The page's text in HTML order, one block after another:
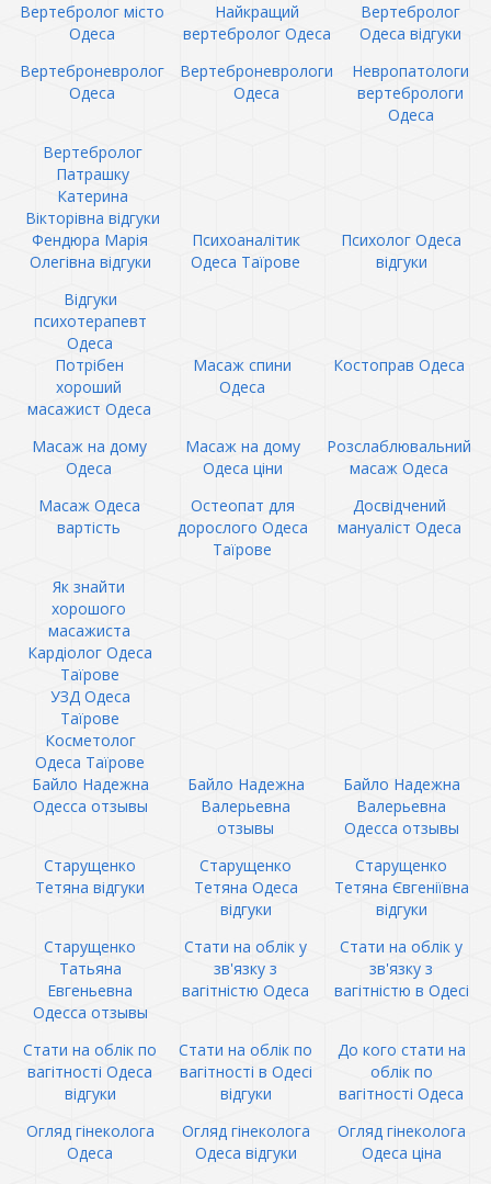
Вертебролог місто
Одеса
Найкращий
вертебролог Одеса
Вертебролог
Одеса відгуки
Вертеброневролог
Одеса
Вертеброневрологи
Одеса
Невропатологи
вертебрологи
Одеса
Вертебролог
Патрашку
Катерина
Вікторівна відгуки
Фендюра Марія
Олегівна відгуки
Психоаналітик
Одеса Таїрове
Психолог Одеса
відгуки
Відгуки
психотерапевт
Одеса
Потрібен
хороший
масажист Одеса
Масаж спини
Одеса
Костоправ Одеса
Масаж на дому
Одеса
Масаж на дому
Одеса ціни
Розслаблювальний
масаж Одеса
Масаж Одеса
вартість
Остеопат для
дорослого Одеса
Таїрове
Досвідчений
мануаліст Одеса
Як знайти
хорошого
масажиста
Кардіолог Одеса
Таїрове
УЗД Одеса
Таїрове
Косметолог
Одеса Таїрове
Байло Надежна
Одесса отзывы
Байло Надежна
Валерьевна
отзывы
Байло Надежна
Валерьевна
Одесса отзывы
Старущенко
Тетяна відгуки
Старущенко
Тетяна Одеса
відгуки
Старущенко
Тетяна Євгеніївна
відгуки
Старущенко
Татьяна
Евгеньевна
Одесса отзывы
Стати на облік у
зв'язку з
вагітністю Одеса
Стати на облік у
зв'язку з
вагітністю в Одесі
Стати на облік по
вагітності Одеса
відгуки
Стати на облік по
вагітності в Одесі
відгуки
До кого стати на
облік по
вагітності Одеса
Огляд гінеколога
Одеса
Огляд гінеколога
Одеса відгуки
Огляд гінеколога
Одеса ціна